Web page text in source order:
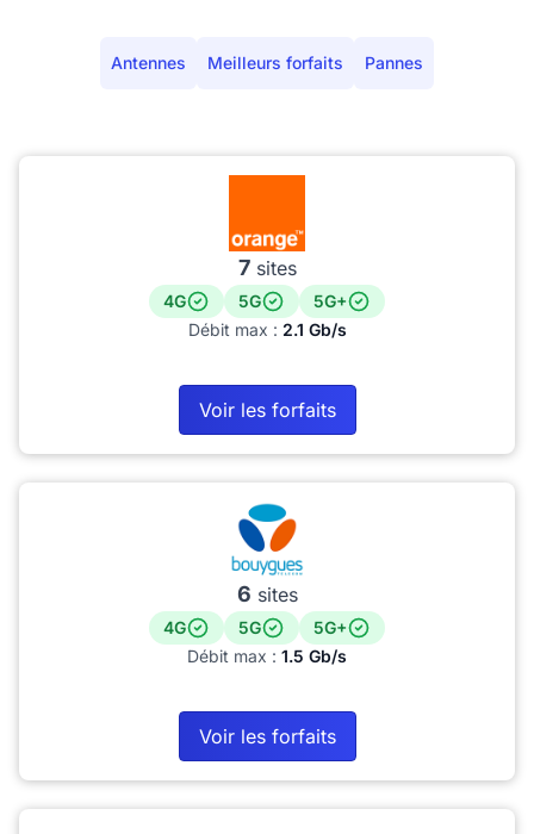
Antennes Meilleurs forfaits Pannes
7sites
4G 5G
5G+
Débit max : 2.1 Gb/s
Voir les forfaits
6 sites
4G 5G
5G+
Débit max : 1.5 Gb/s
Voir les forfaits